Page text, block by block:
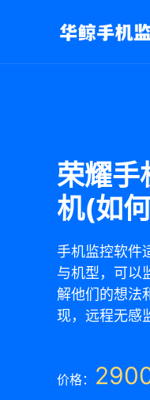
荣耀手
机(如
手机监控软件
与机型，可以
解他们的想法
现，远程无感
价格：